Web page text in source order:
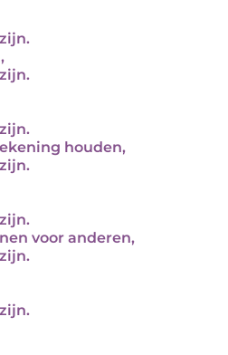
houden,
voor anderen,